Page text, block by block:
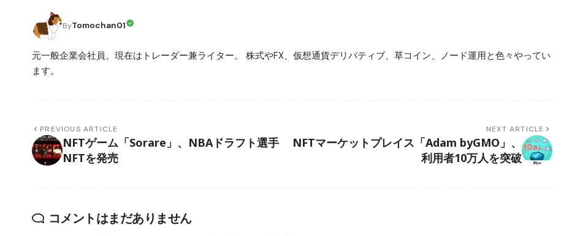
ByTomochan01
元一般企業会社員。現在はトレーダー兼ライター。 株式やFX、仮想通貨デリバティブ、草コイン、ノード運用と色々やってい
ます。
PREVIOUS ARTICLE
NFTゲーム「Sorare」、NBAドラフト選手
NFTを発売
NEXT ARTICLE
NFTマーケットプレイス「Adam byGMO」、
利用者10万人を突破
コメントはまだありません